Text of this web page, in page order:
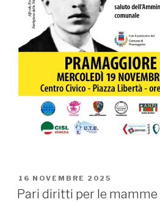
PUBBLICATO
IL
16 NOVEMBRE 2025
Pari diritti per le